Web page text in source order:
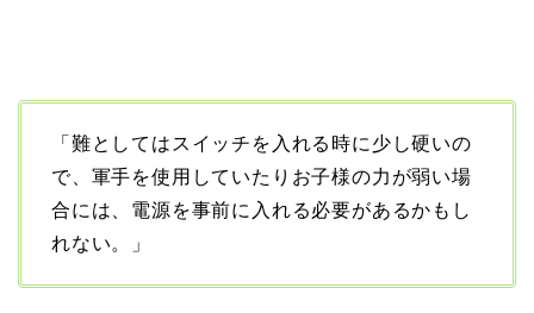
「難としてはスイッチを入れる時に少し硬いの
で、軍手を使用していたりお子様の力が弱い場
合には、電源を事前に入れる必要があるかもし
れない。」